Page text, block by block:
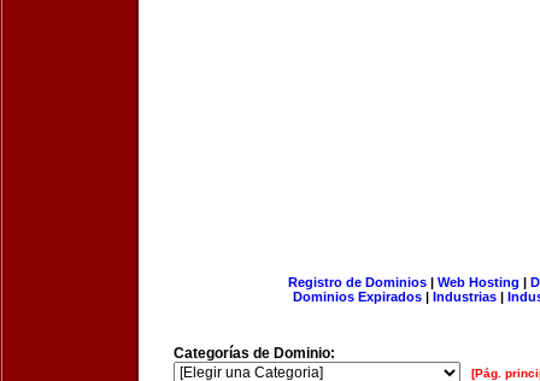
Registro de Dominios| Web Hosting |
Dominios Expirados | Industrias |
Categorías de Dominio:
[Pág.